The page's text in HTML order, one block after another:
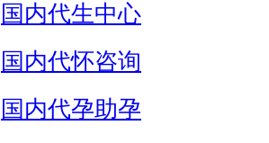
国内代生中心
国内代怀咨询
国内代孕助孕